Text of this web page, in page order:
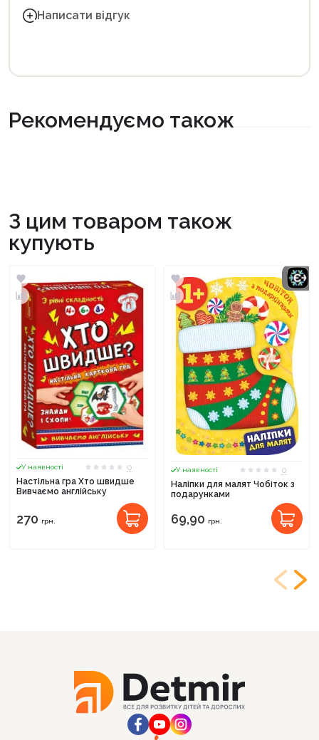
Написати відгук
Рекомендуємо також
З цим товаром також
купують
У наявності
0
Настільна гра Хто швидше
Вивчаємо англійську
270 грн.
У наявності
0
Наліпки для малят Чобіток з
подарунками
69,90 грн.